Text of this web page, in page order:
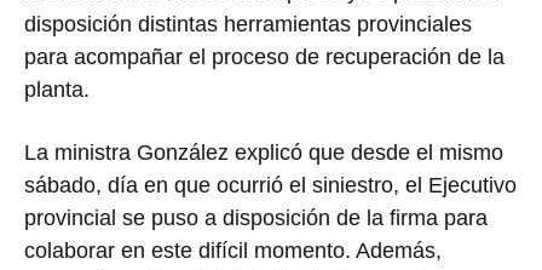
disposición distintas herramientas provinciales
para acompañar el proceso de recuperación de la
planta.
La ministra González explicó que desde el mismo
sábado, día en que ocurrió el siniestro, el Ejecutivo
provincial se puso a disposición de la firma para
colaborar en este difícil momento. Además,